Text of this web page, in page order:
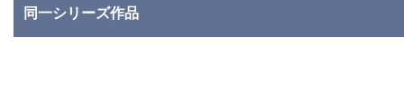
同一シリーズ作品